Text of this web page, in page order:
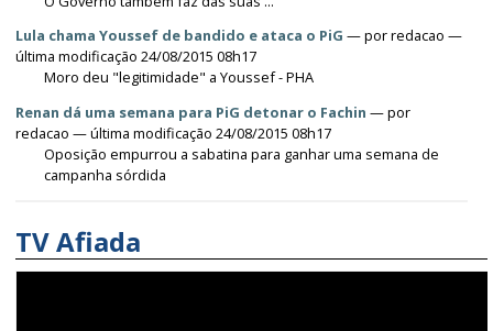
Lula chama Youssef de bandido e ataca o PiG —porredacao —
última modificação 24/08/2015 08h17
Moro deu "legitimidade" a Youssef - PHA
Renan dá uma semana para PiG detonar o Fachin —por
redacao — última modificação 24/08/2015 08h17
Oposição empurrou a sabatina para ganhar uma semana de
campanha sórdida
TV Afiada